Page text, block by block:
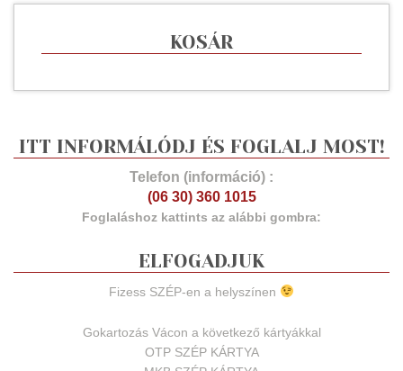
KOSÁR
ITT INFORMÁLÓDJ ÉS FOGLALJ MOST!
Telefon (információ) :
(06 30) 360 1015
Foglaláshoz kattints az alábbi gombra:
ELFOGADJUK
Fizess SZÉP-en a helyszínen
Gokartozás Vácon a következő kártyákkal
OTP SZÉP KÁRTYA